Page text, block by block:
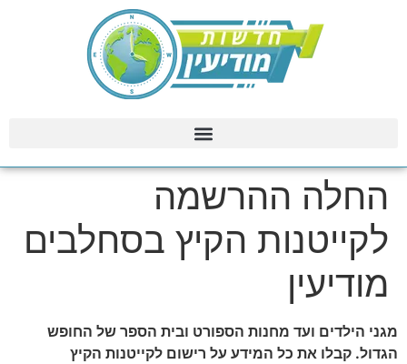
החלה ההרשמה
לקייטנות הקיץ בסחלבים
מודיעין
מגני הילדים ועד מחנות הספורט ובית הספר של החופש
הגדול. קבלו את כל המידע על רישום לקייטנות הקיץ